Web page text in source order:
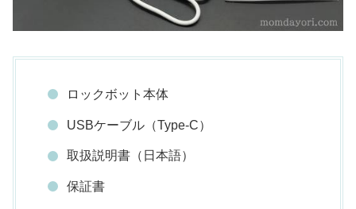
ロックボット本体
USBケーブル（Type-C）
取扱説明書（日本語）
保証書